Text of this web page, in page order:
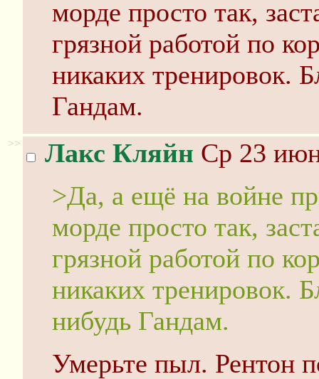
морде просто так,
грязной работой по
никаких тренировок.
Гандам.
>> Лакс Кляйн Ср 23
>Да, а ещё на войне
морде просто так,
грязной работой по
никаких тренировок.
нибудь Гандам.
Умерьте пыл. Рентон